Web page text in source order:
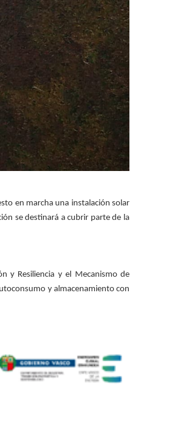
en marcha una instalación solar
se destinará a cubrir parte de la
y Resiliencia y el Mecanismo de
y almacenamiento con